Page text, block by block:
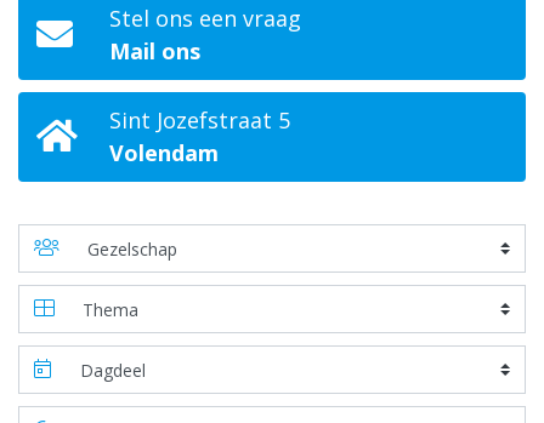
Stel ons een vraag
Mail ons
Sint Jozefstraat 5
Volendam